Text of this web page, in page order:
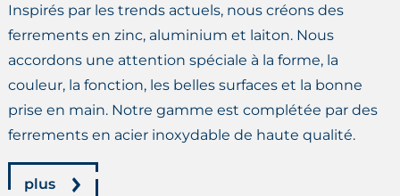
Inspirés par les trends actuels, nous créons des
ferrements en zinc, aluminium et laiton. Nous
accordons une attention spéciale à la forme, la
couleur, la fonction, les belles surfaces et la bonne
prise en main. Notre gamme est complétée par des
ferrements en acier inoxydable de haute qualité.
plus